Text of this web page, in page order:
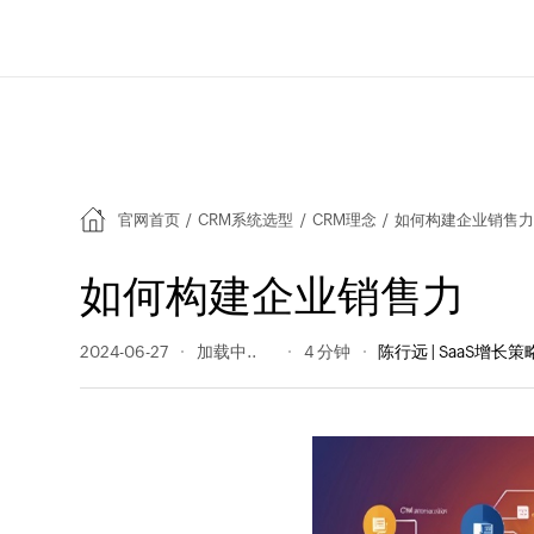
官网首页 / CRM系统选型 / CRM理念 / 如何构建企业销售力
如何构建企业销售力
2024-06-27 217 阅读量 4 分钟 陈行远 | SaaS增长策